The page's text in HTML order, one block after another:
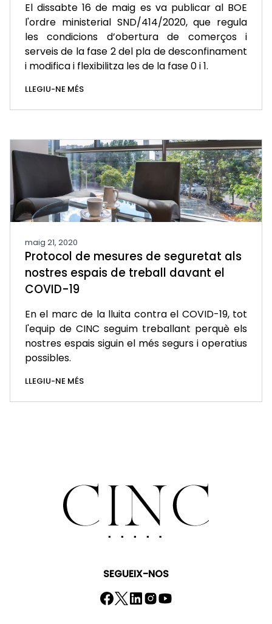
El dissabte 16 de maig es va publicar al BOE
l'ordre ministerial SND/414/2020, que regula
les condicions d’obertura de comerços i
serveis de la fase 2 del pla de desconfinament
i modifica i flexibilitza les de la fase 0 i 1.
LLEGIU-NE MÉS
maig 21, 2020
Protocol de mesures de seguretat als
nostres espais de treball davant el
COVID-19
En el marc de la lluita contra el COVID-19, tot
l'equip de CINC seguim treballant perquè els
nostres espais siguin el més segurs i operatius
possibles.
LLEGIU-NE MÉS
SEGUEIX-NOS